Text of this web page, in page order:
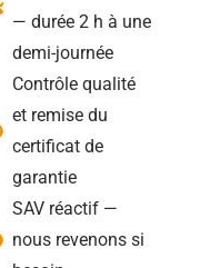
— durée 2 h à une
demi-journée
Contrôle qualité
et remise du
certificat de
garantie
SAV réactif —
nous revenons si